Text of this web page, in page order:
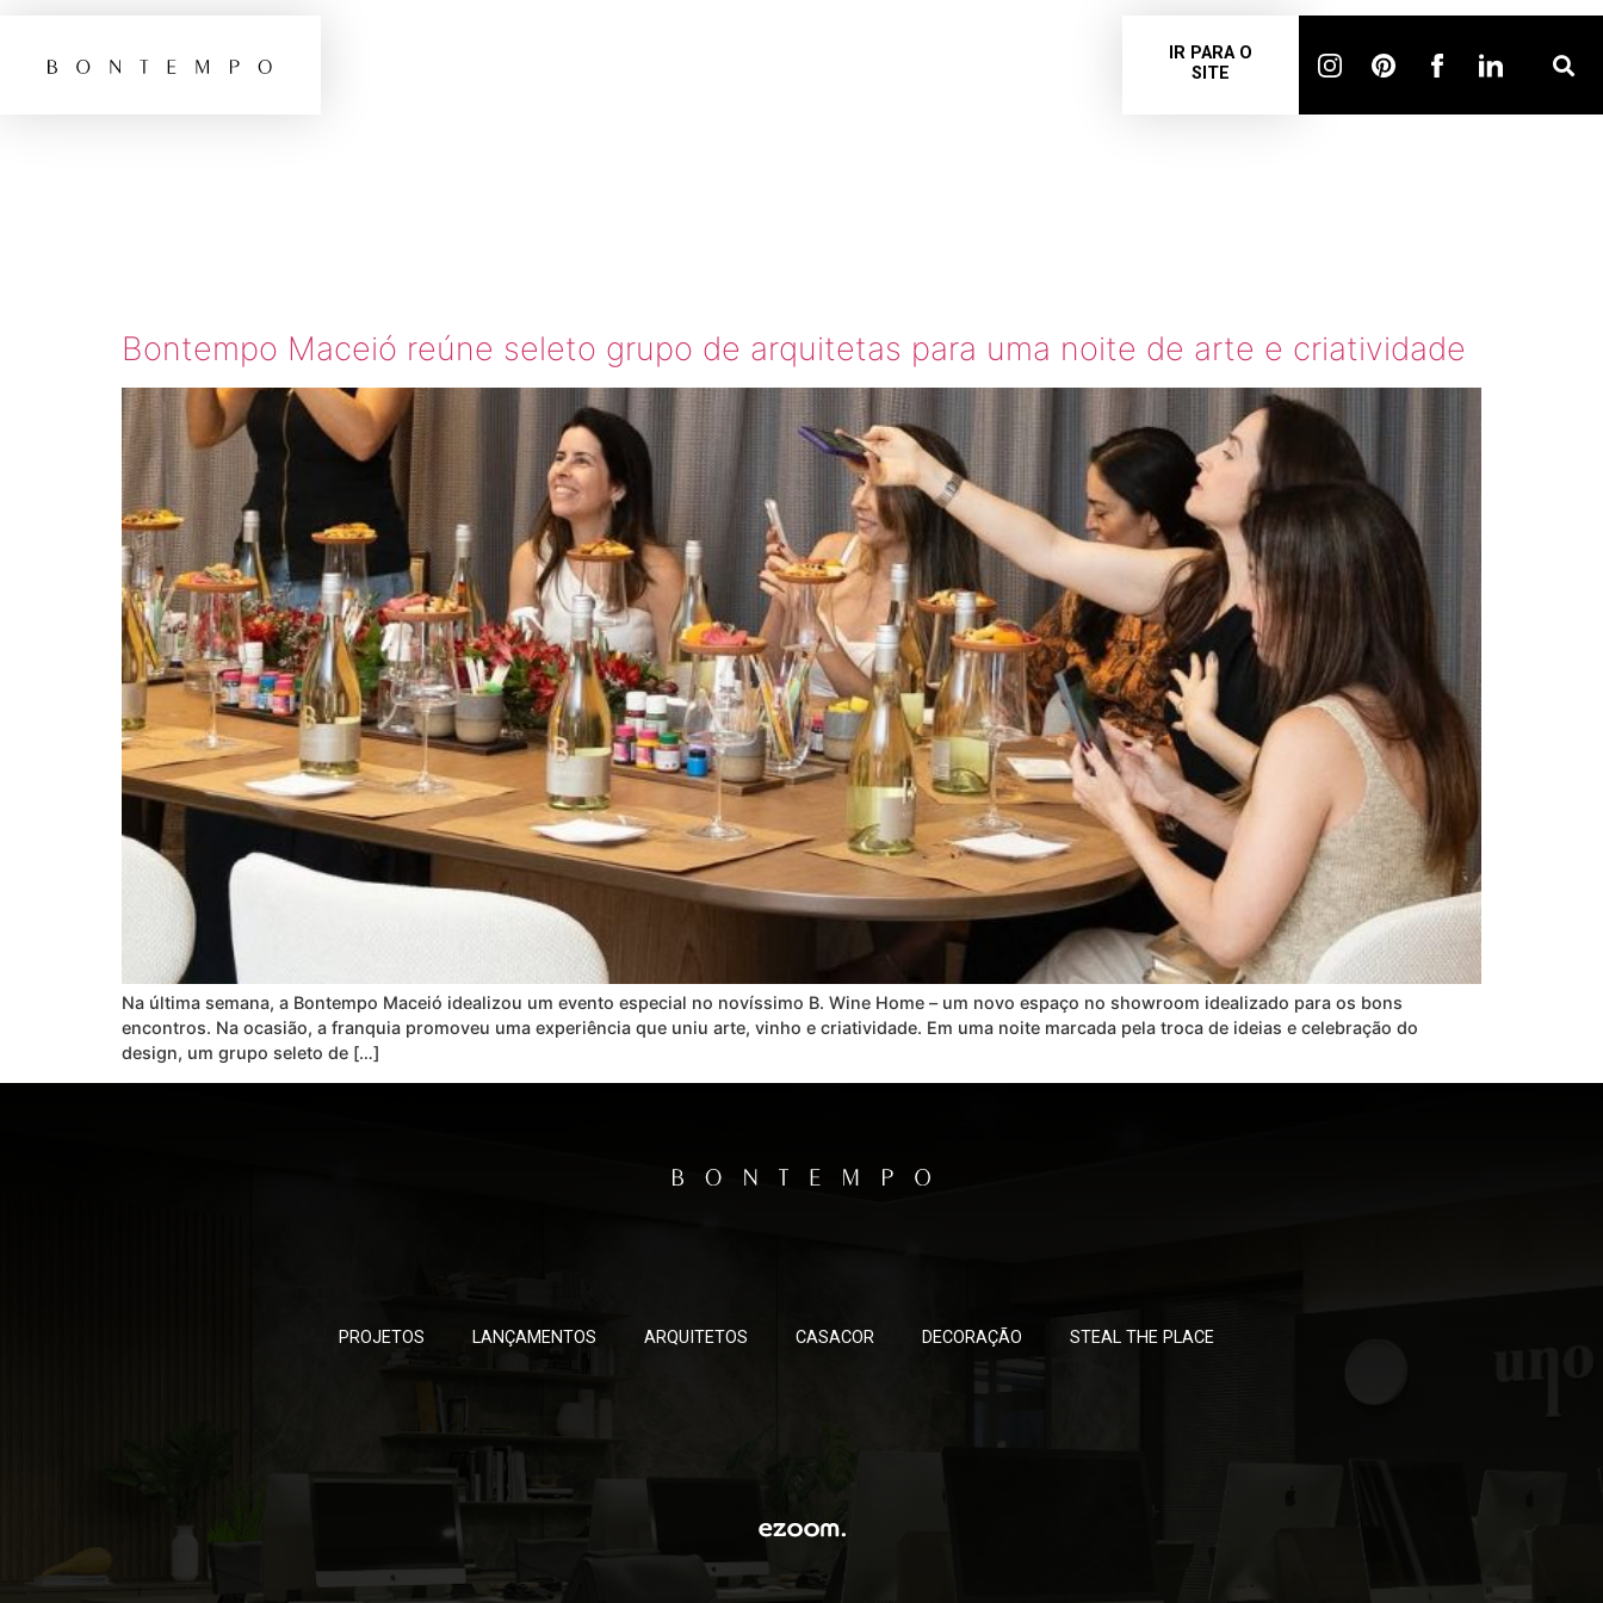
IR PARA O
SITE
Bontempo Maceió reúne seleto grupo de arquitetas para uma noite de arte e criatividade
Na última semana, a Bontempo Maceió idealizou um evento especial no novíssimo B. Wine Home – um novo espaço no showroom idealizado para os bons
encontros. Na ocasião, a franquia promoveu uma experiência que uniu arte, vinho e criatividade. Em uma noite marcada pela troca de ideias e celebração do
design, um grupo seleto de […]
PROJETOS LANÇAMENTOS ARQUITETOS CASACOR DECORAÇÃO STEAL THE PLACE